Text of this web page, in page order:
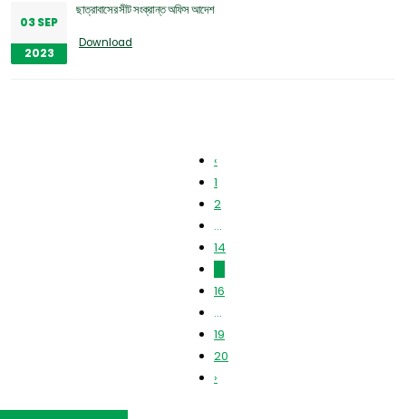
03 SEP
2023
ছাত্রাবাসের সীট সংক্রান্ত অফিস আদেশ
Download
‹
1
2
...
14
16
...
19
20
›